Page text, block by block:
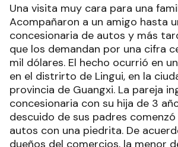
Una visita muy cara para una
Acompañaron a un amigo hasta
concesionaria de autos y más
que los demandan por una cifra
mil dólares. El hecho ocurrió en
en el distrirto de Lingui, en la
provincia de Guangxi. La pareja
concesionaria con su hija de 3
descuido de sus padres
autos con una piedrita. De
dueños del comercios, la menor